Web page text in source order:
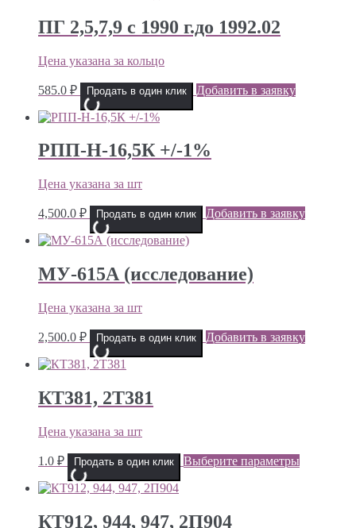
ПГ 2,5,7,9 с 1990 г.до 1992.02
Цена указана за кольцо
585.0 ₽ Продать в один клик Добавить в заявку
РПП-Н-16,5К +/-1%
Цена указана за шт
4,500.0 ₽ Продать в один клик Добавить в заявку
МУ-615А (исследование)
Цена указана за шт
2,500.0 ₽ Продать в один клик Добавить в заявку
КТ381, 2Т381
Цена указана за шт
1.0 ₽ Продать в один клик Выберите параметры
КТ912, 944, 947, 2П904